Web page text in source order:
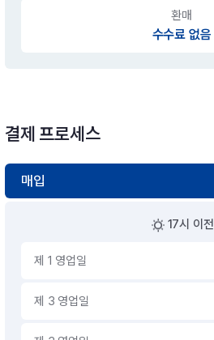
환매
수수료 없음
결제 프로세스
매입
17시 이전
제 1 영업일
제 3 영업일